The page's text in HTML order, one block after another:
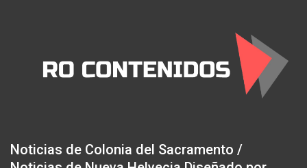
Noticias de Colonia del Sacramento /